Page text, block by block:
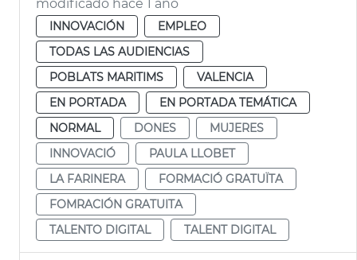
modificado hace 1 año
INNOVACIÓN
EMPLEO
TODAS LAS AUDIENCIAS
POBLATS MARITIMS
VALENCIA
EN PORTADA
EN PORTADA TEMÁTICA
NORMAL
DONES
MUJERES
INNOVACIÓ
PAULA LLOBET
LA FARINERA
FORMACIÓ GRATUÏTA
FOMRACIÓN GRATUITA
TALENTO DIGITAL
TALENT DIGITAL